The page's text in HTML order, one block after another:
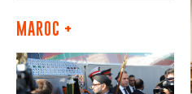
MAROC +